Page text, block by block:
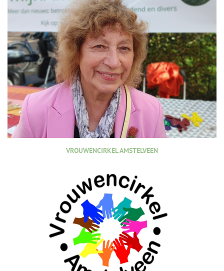
VROUWENCIRKEL AMSTELVEEN